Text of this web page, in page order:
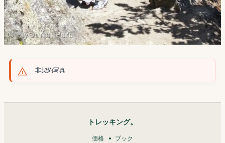
非契約写真
トレッキング。
価格 ブック